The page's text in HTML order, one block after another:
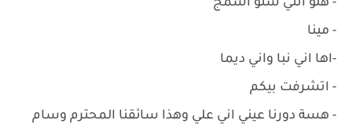
- هلو انتي شنو اسمج
- مينا
-اها اني نبا واني ديما
- اتشرفت بيكم
- هسة دورنا عيني اني علي وهذا سائقنا المحترم وسام